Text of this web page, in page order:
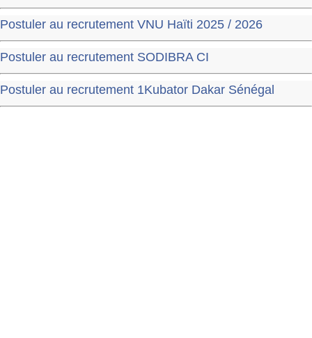
Postuler au recrutement VNU Haïti 2025 / 2026
Postuler au recrutement SODIBRA CI
Postuler au recrutement 1Kubator Dakar Sénégal